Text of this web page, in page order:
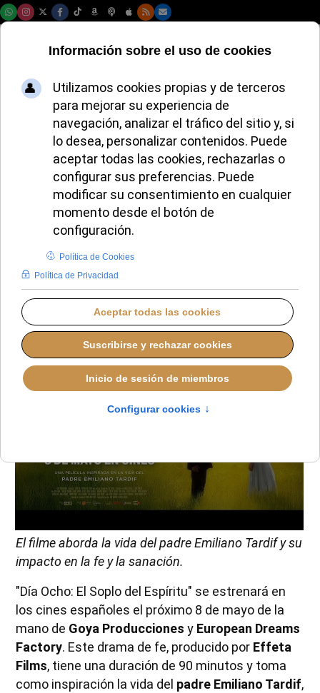
La historia del padre
Tardif llega al cine
con un mensaje de
sanación
JUANA MORALES CINE RELIGIOSO
El filme aborda la vida del padre Emiliano Tardif y su
impacto en la fe y la sanación.
"Día Ocho: El Soplo del Espíritu" se estrenará en
los cines españoles el próximo 8 de mayo de la
mano de Goya Producciones y European Dreams
Factory. Este drama de fe, producido por Effeta
Films, tiene una duración de 90 minutos y toma
como inspiración la vida del padre Emiliano Tardif,